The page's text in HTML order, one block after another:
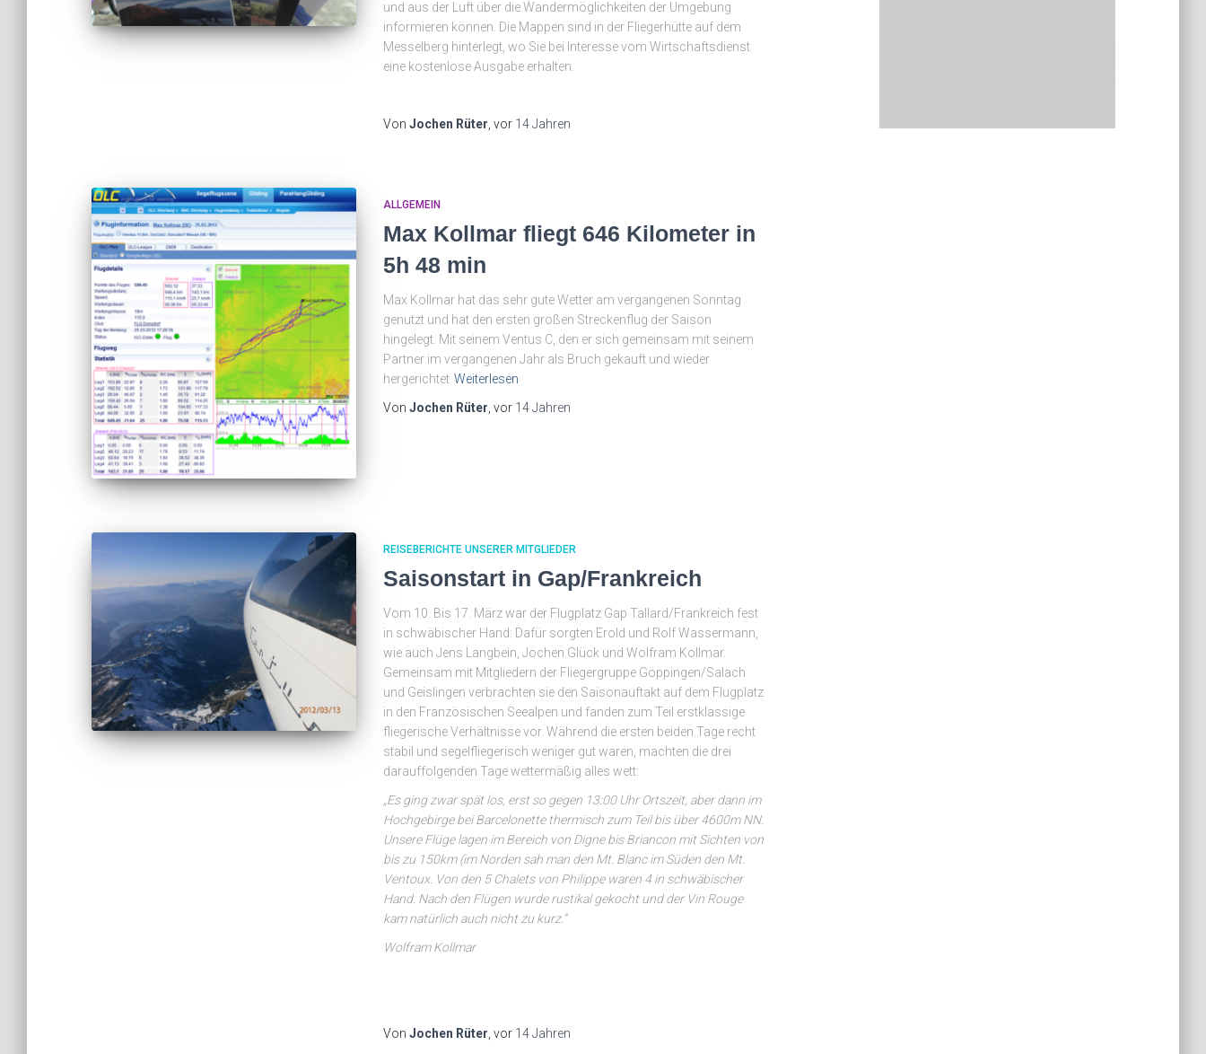
und aus der Luft über die Wandermöglichkeiten der Umgebung
informieren können. Die Mappen sind in der Fliegerhütte auf dem
Messelberg hinterlegt, wo Sie bei Interesse vom Wirtschaftsdienst
eine kostenlose Ausgabe erhalten.
Von Jochen Rüter , vor 14 Jahren
ALLGEMEIN
Max Kollmar fliegt 646 Kilometer in
5h 48 min
Max Kollmar hat das sehr gute Wetter am vergangenen Sonntag
genutzt und hat den ersten großen Streckenflug der Saison
hingelegt. Mit seinem Ventus C, den er sich gemeinsam mit seinem
Partner im vergangenen Jahr als Bruch gekauft und wieder
hergerichtet Weiterlesen
Von Jochen Rüter , vor 14 Jahren
REISEBERICHTE UNSERER MITGLIEDER
Saisonstart in Gap/Frankreich
Vom 10. Bis 17. März war der Flugplatz Gap Tallard/Frankreich fest
in schwäbischer Hand: Dafür sorgten Erold und Rolf Wassermann,
wie auch Jens Langbein, Jochen Glück und Wolfram Kollmar.
Gemeinsam mit Mitgliedern der Fliegergruppe Göppingen/Salach
und Geislingen verbrachten sie den Saisonauftakt auf dem Flugplatz
in den Französischen Seealpen und fanden zum Teil erstklassige
fliegerische Verhältnisse vor. Während die ersten beiden Tage recht
stabil und segelfliegerisch weniger gut waren, machten die drei
darauffolgenden Tage wettermäßig alles wett:
„Es ging zwar spät los, erst so gegen 13:00 Uhr Ortszeit, aber dann im
Hochgebirge bei Barcelonette thermisch zum Teil bis über 4600m NN.
Unsere Flüge lagen im Bereich von Digne bis Briancon mit Sichten von
bis zu 150km (im Norden sah man den Mt. Blanc im Süden den Mt.
Ventoux. Von den 5 Chalets von Philippe waren 4 in schwäbischer
Hand. Nach den Flügen wurde rustikal gekocht und der Vin Rouge
kam natürlich auch nicht zu kurz.“
Wolfram Kollmar
Von Jochen Rüter , vor 14 Jahren